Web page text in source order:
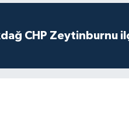
CHP Zeytinburnu